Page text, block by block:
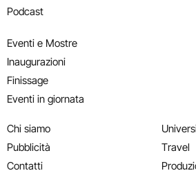
Podcast
Eventi e Mostre
Inaugurazioni
Finissage
Eventi in giornata
Chi siamo
Pubblicità
Contatti
Travel